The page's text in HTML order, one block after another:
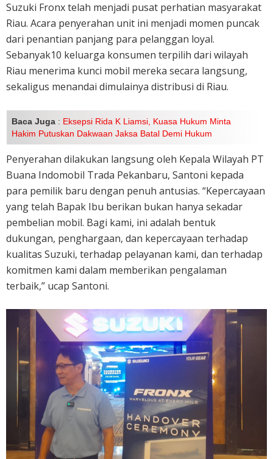
Suzuki Fronx telah menjadi pusat perhatian masyarakat
Riau. Acara penyerahan unit ini menjadi momen puncak
dari penantian panjang para pelanggan loyal.
Sebanyak10 keluarga konsumen terpilih dari wilayah
Riau menerima kunci mobil mereka secara langsung,
sekaligus menandai dimulainya distribusi di Riau.
Baca Juga : Eksepsi Rida K Liamsi, Kuasa Hukum Minta
Hakim Putuskan Dakwaan Jaksa Batal Demi Hukum
Penyerahan dilakukan langsung oleh Kepala Wilayah PT
Buana Indomobil Trada Pekanbaru, Santoni kepada
para pemilik baru dengan penuh antusias. “Kepercayaan
yang telah Bapak Ibu berikan bukan hanya sekadar
pembelian mobil. Bagi kami, ini adalah bentuk
dukungan, penghargaan, dan kepercayaan terhadap
kualitas Suzuki, terhadap pelayanan kami, dan terhadap
komitmen kami dalam memberikan pengalaman
terbaik,” ucap Santoni.